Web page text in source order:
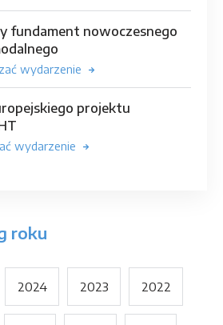
fundament nowoczesnego
wydarzenie
projektu
wydarzenie
roku
2024 2023 2022